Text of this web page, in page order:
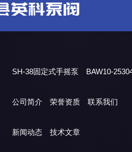
SH-38固定式手摇泵
BAW10-
公司简介 荣誉资质 联系我们
新闻动态 技术文章